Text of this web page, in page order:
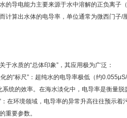
导电能力主要来源于水中溶解的正负离子（
计算出水体的电导率，单位通常为微西门子/
水质的“总体印象”，其应用极为广泛：
“标尺”：超纯水的电导率极低（约
系统的效率。在海水淡化中，电导率是衡量脱
环境领域，电导率的异常升高往往预示着
重要参数。